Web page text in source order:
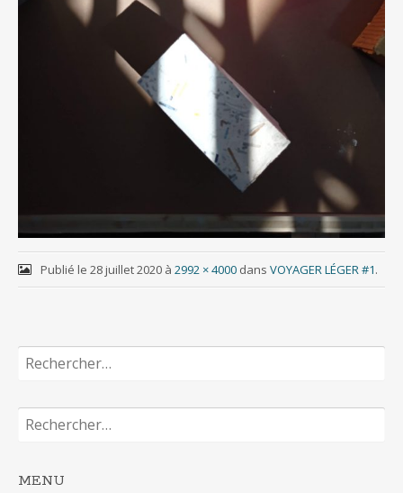
Publié le 28 juillet 2020à 2992 × 4000dans VOYAGER LÉGER #1.
MENU